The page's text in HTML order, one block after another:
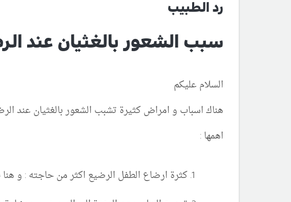
رد الطبيب
سبب الشعور بالغثيان عند
السلام عليكم
هناك اسباب و امراض كثيرة تشبب الشعور بالغثيان عند
اهمها :
كثرة ارضاع الطفل الرضيع اكثر من حاجته : و